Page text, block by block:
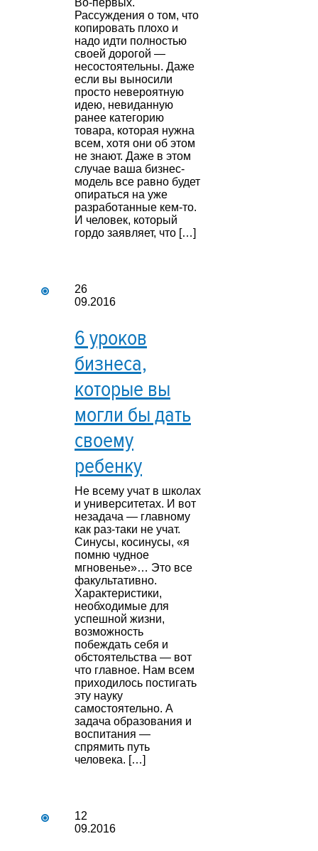
Рассуждения о том, что
копировать плохо и
надо идти полностью
своей дорогой —
несостоятельны. Даже
если вы выносили
просто невероятную
идею, невиданную
ранее категорию
товара, которая нужна
всем, хотя они об этом
не знают. Даже в этом
случае ваша бизнес-
модель все равно будет
опираться на уже
разработанные кем-то.
И человек, который
гордо заявляет, что […]
26
09.2016
6 уроков
бизнеса,
которые вы
могли бы дать
своему
ребенку
Не всему учат в школах
и университетах. И вот
незадача — главному
как раз-таки не учат.
Синусы, косинусы, «я
помню чудное
мгновенье»… Это все
факультативно.
Характеристики,
необходимые для
успешной жизни,
возможность
побеждать себя и
обстоятельства — вот
что главное. Нам всем
приходилось постигать
эту науку
самостоятельно. А
задача образования и
воспитания —
спрямить путь
человека. […]
12
09.2016